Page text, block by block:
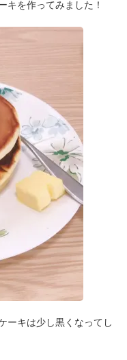
キを作ってみました！
ーキは少し黒くなってし